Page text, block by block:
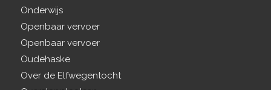
Onderwijs
Openbaar vervoer
Openbaar vervoer
Oudehaske
Over de Elfwegentocht